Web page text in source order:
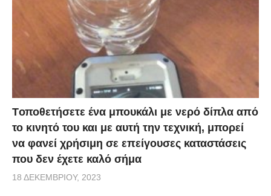
Tοποθετήσετε ένα μπουκάλι με νερό δίπλα από
το κινητό του και με αυτή την τεχνική, μπορεί
να φανεί χρήσιμη σε επείγουσες καταστάσεις
που δεν έχετε καλό σήμα
18 ΔΕΚΕΜΒΡΊΟΥ, 2023